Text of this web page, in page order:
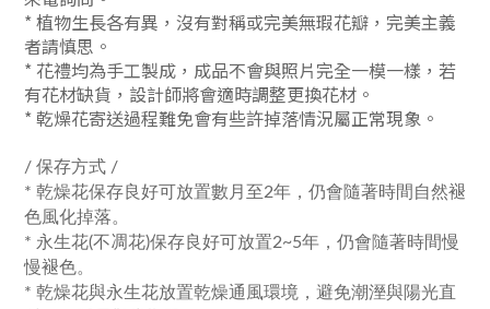
*植物生長各有異，沒有對稱或完美無瑕花瓣 ，完美主義
者請慎思。
* 花禮均為手工製成，成品不會與照片完全一模一樣，若
有花材缺貨，設計師將會適時調整更換花材。
*乾燥花寄送過程難免會有些許掉落情況屬正常現象。
/ 保存方式 /
* 乾燥花保存良好可放置數月至2年，仍會隨著時間自然褪
色風化掉落。
* 永生花(不凋花)保存良好可放置2~5年，仍會隨著時間慢
慢褪色。
* 乾燥花與永生花放置乾燥通風環境，避免潮溼與陽光直